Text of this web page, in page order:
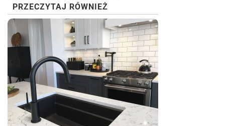
PRZECZYTAJ RÓWNIEŻ